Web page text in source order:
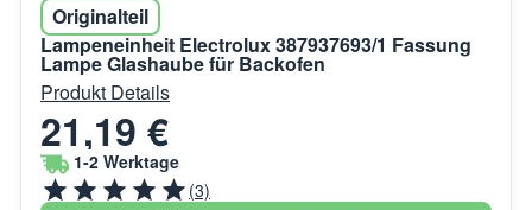
Originalteil
Lampeneinheit Electrolux 387937693/1 Fassung
Lampe Glashaube für Backofen
Produkt Details
21,19 €
1-2 Werktage
(3)